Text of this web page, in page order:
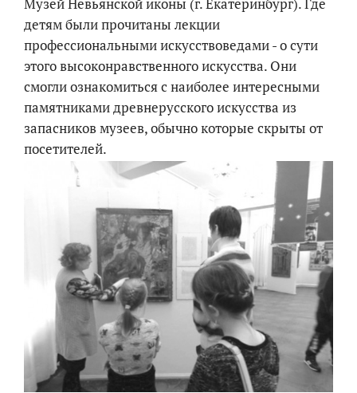
Музей Невьянской иконы (г. Екатеринбург). Где
детям были прочитаны лекции
профессиональными искусствоведами - о сути
этого высоконравственного искусства. Они
смогли ознакомиться с наиболее интересными
памятниками древнерусского искусства из
запасников музеев, обычно которые скрыты от
посетителей.